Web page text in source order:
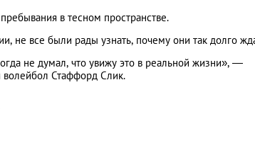
в тесном пространстве.
не все были рады узнать, почему они так долго
не думал, что увижу это в реальной жизни», —
Стаффорд Слик.